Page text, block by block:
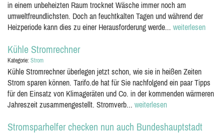
in einem unbeheizten Raum trocknet Wäsche immer noch am
umweltfreundlichsten. Doch an feuchtkalten Tagen und während der
Heizperiode kann dies zu einer Herausforderung werde... weiterlesen
Kühle Stromrechner
Kategorie: Strom
Kühle Stromrechner überlegen jetzt schon, wie sie in heißen Zeiten
Strom sparen können. Tarifo.de hat für Sie nachfolgend ein paar Tipps
für den Einsatz von Klimageräten und Co. in der kommenden wärmeren
Jahreszeit zusammengestellt. Stromverb... weiterlesen
Stromsparhelfer checken nun auch Bundeshauptstadt